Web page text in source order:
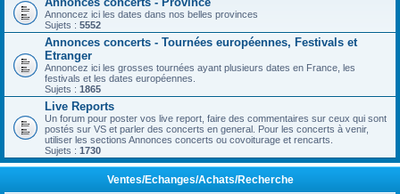
Annoncez ici les dates dans nos belles provinces
Sujets : 5552
Annonces concerts - Tournées européennes, Festivals et
Etranger
Annoncez ici les grosses tournées ayant plusieurs dates en France, les
festivals et les dates européennes.
Sujets : 1865
Live Reports
Un forum pour poster vos live report, faire des commentaires sur ceux qui sont
postés sur VS et parler des concerts en general. Pour les concerts à venir,
utiliser les sections Annonces concerts ou covoiturage et rencarts.
Sujets : 1730
Ventes/Echanges/Achats/Recherche